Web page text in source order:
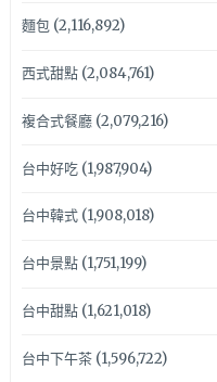
麵包(2,116,892)
西式甜點(2,084,761)
複合式餐廳(2,079,216)
台中好吃(1,987,904)
台中韓式(1,908,018)
台中景點(1,751,199)
台中甜點(1,621,018)
台中下午茶(1,596,722)